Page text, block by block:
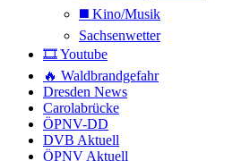
◼️ Kino/Musik
Sachsenwetter
🎞️ Youtube
🔥 Waldbrandgefahr
Dresden News
Carolabrücke
ÖPNV-DD
DVB Aktuell
ÖPNV Aktuell